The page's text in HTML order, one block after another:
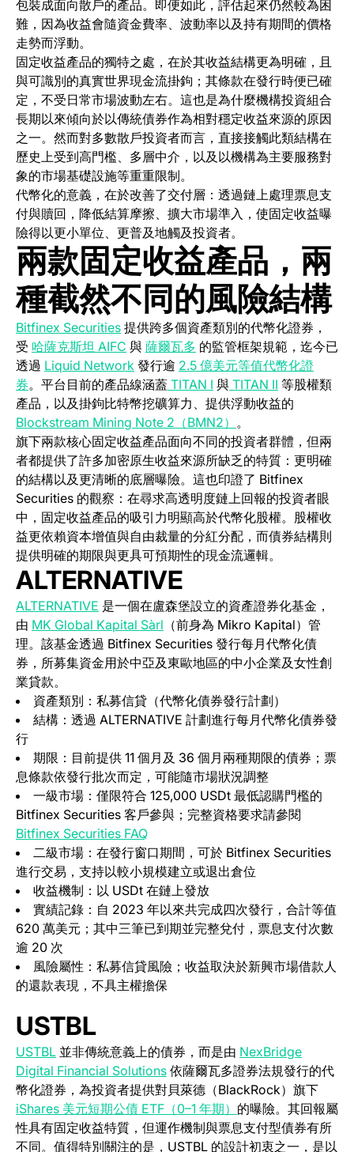
包裝成面向散戶的產品。即便如此，評估起來仍然較為困
難，因為收益會隨資金費率、波動率以及持有期間的價格
走勢而浮動。
固定收益產品的獨特之處，在於其收益結構更為明確，且
與可識別的真實世界現金流掛鉤；其條款在發行時便已確
定，不受日常市場波動左右。這也是為什麼機構投資組合
長期以來傾向於以傳統債券作為相對穩定收益來源的原因
之一。然而對多數散戶投資者而言，直接接觸此類結構在
歷史上受到高門檻、多層中介，以及以機構為主要服務對
象的市場基礎設施等重重限制。
代幣化的意義，在於改善了交付層：透過鏈上處理票息支
付與贖回，降低結算摩擦、擴大市場準入，使固定收益曝
險得以更小單位、更普及地觸及投資者。
兩款固定收益產品，兩
種截然不同的風險結構
Bitfinex Securities 提供跨多個資產類別的代幣化證券，
受 哈薩克斯坦 AIFC 與 薩爾瓦多 的監管框架規範，迄今已
透過 Liquid Network (opens in a new tab)
發行逾 2.5 億美元等值代幣化證
券。平台目前的產品線涵蓋 TITAN I (opens in a new tab)
與 TITAN II (opens in a
等股權類
產品，以及掛鉤比特幣挖礦算力、提供浮動收益的
Blockstream Mining Note 2（BMN2） (opens in a new tab)
。
旗下兩款核心固定收益產品面向不同的投資者群體，但兩
者都提供了許多加密原生收益來源所缺乏的特質：更明確
的結構以及更清晰的底層曝險。這也印證了 Bitfinex
Securities 的觀察：在尋求高透明度鏈上回報的投資者眼
中，固定收益產品的吸引力明顯高於代幣化股權。股權收
益更依賴資本增值與自由裁量的分紅分配，而債券結構則
提供明確的期限與更具可預期性的現金流邏輯。
ALTERNATIVE
ALTERNATIVE (opens in a new tab)
是一個在盧森堡設立的資產證券化基金，
由 MK Global Kapital Sàrl （前身為 Mikro Kapital）管
理。該基金透過 Bitfinex Securities 發行每月代幣化債
券，所募集資金用於中亞及東歐地區的中小企業及女性創
業貸款。
資產類別：私募信貸（代幣化債券發行計劃）
結構：透過 ALTERNATIVE 計劃進行每月代幣化債券發
行
期限：目前提供 11 個月及 36 個月兩種期限的債券；票
息條款依發行批次而定，可能隨市場狀況調整
一級市場：僅限符合 125,000 USDt 最低認購門檻的
Bitfinex Securities 客戶參與；完整資格要求請參閱
Bitfinex Securities FAQ(opens in a new tab)
二級市場：在發行窗口期間，可於 Bitfinex Securities
進行交易，支持以較小規模建立或退出倉位
收益機制：以 USDt 在鏈上發放
實績記錄：自 2023 年以來共完成四次發行，合計等值
620 萬美元；其中三筆已到期並完整兌付，票息支付次數
逾 20 次
風險屬性：私募信貸風險；收益取決於新興市場借款人
的還款表現，不具主權擔保
USTBL
USTBL (opens in a new tab)
並非傳統意義上的債券，而是由 NexBridge
Digital Financial Solutions(opens in a new tab)
依薩爾瓦多證券法規發行的代
幣化證券，為投資者提供對貝萊德（BlackRock）旗下
iShares 美元短期公債 ETF（0–1 年期） (opens in a new
的曝險。其回報屬
性具有固定收益特質，但運作機制與票息支付型債券有所
不同。值得特別關注的是，USTBL 的設計初衷之一，是以